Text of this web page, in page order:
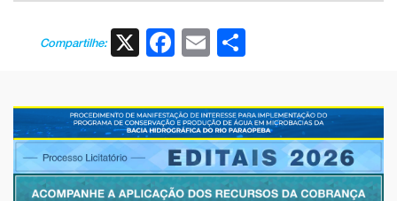
Compartilhe: X Facebook
Email